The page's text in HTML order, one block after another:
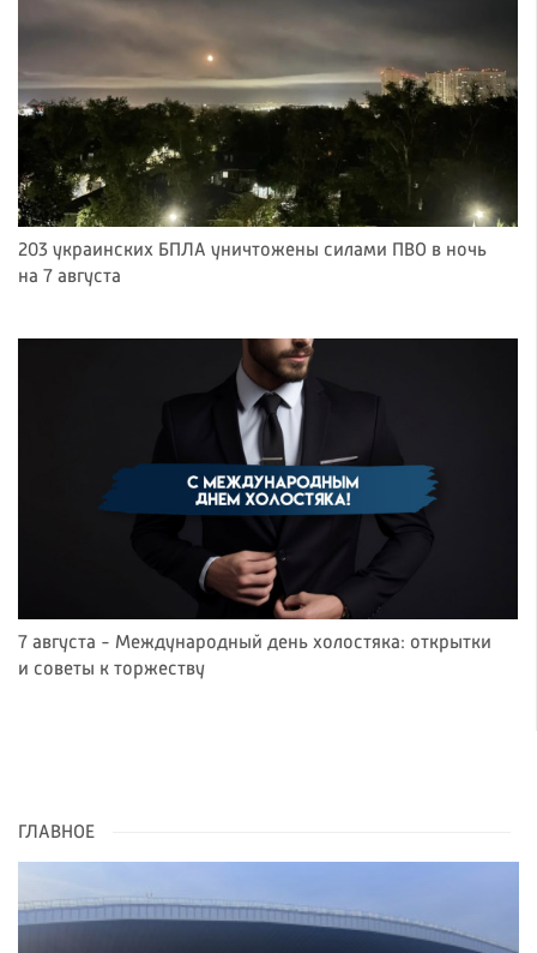
203 украинских БПЛА уничтожены силами ПВО в ночь
на 7 августа
7 августа - Международный день холостяка: открытки
и советы к торжеству
ГЛАВНОЕ